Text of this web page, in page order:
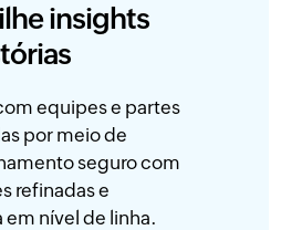
insights
equipes e partes
por meio de
seguro com
refinadas e
em nível de linha.